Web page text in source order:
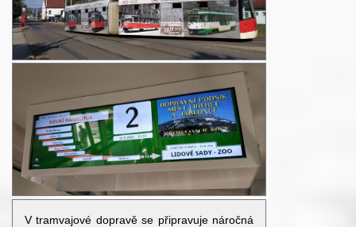
V tramvajové dopravě se připravuje náročná